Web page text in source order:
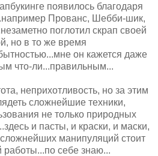
появилось благодаря
Прованс, Шебби-шик,
поглотил скрап своей
но в то же время
он кажется даже
что-ли...правильным...
неприхотливость, но за этим
сложнейшие техники,
не только природных
и пасты, и краски, и маски,
манипуляций стоит
работы...по себе знаю...